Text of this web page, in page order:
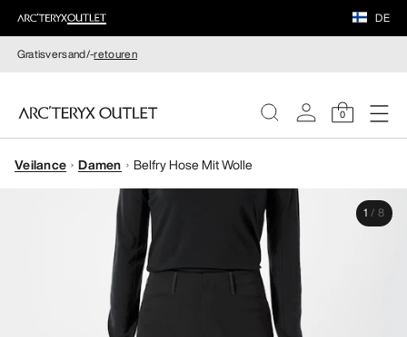
DE
Gratisversand/-retouren
0
DAMEN
Veilance Damen Belfry Hose Mit Wolle
1 / 8